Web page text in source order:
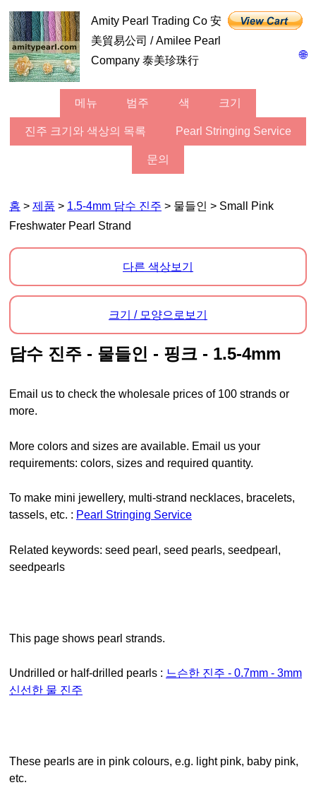
🌐
Amity Pearl Trading Co 安
美貿易公司 / Amilee Pearl
Company 泰美珍珠行
메뉴 범주 색 크기
진주 크기와 색상의 목록 Pearl Stringing Service
문의
홈 > 제품 > 1.5-4mm 담수 진주 > 물들인 > Small Pink
Freshwater Pearl Strand
다른 색상보기
크기 / 모양으로보기
담수 진주 - 물들인 - 핑크 - 1.5-4mm
Email us to check the wholesale prices of 100 strands or
more.
More colors and sizes are available. Email us your
requirements: colors, sizes and required quantity.
To make mini jewellery, multi-strand necklaces, bracelets,
tassels, etc. : Pearl Stringing Service
Related keywords: seed pearl, seed pearls, seedpearl,
seedpearls
This page shows pearl strands.
Undrilled or half-drilled pearls : 느슨한 진주 - 0.7mm - 3mm
신선한 물 진주
These pearls are in pink colours, e.g. light pink, baby pink,
etc.